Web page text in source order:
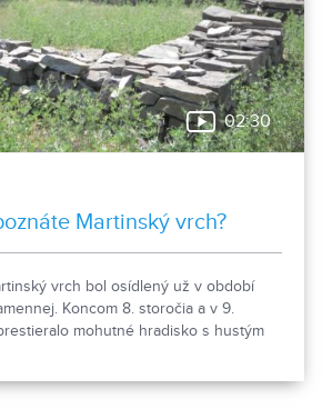
02:30
Martinský vrch?
vrch bol osídlený už v období
Koncom 8. storočia a v 9.
mohutné hradisko s hustým